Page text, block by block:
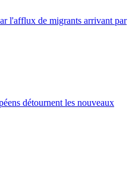
l'afflux de migrants arrivant par
détournent les nouveaux